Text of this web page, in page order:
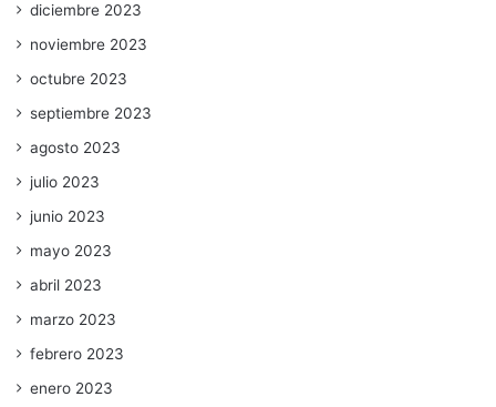
diciembre 2023
noviembre 2023
octubre 2023
septiembre 2023
agosto 2023
julio 2023
junio 2023
mayo 2023
abril 2023
marzo 2023
febrero 2023
enero 2023